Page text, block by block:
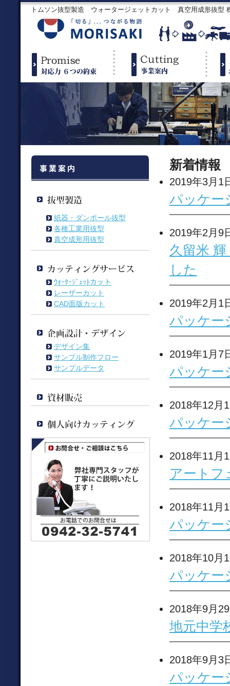
トムソン抜型製造 ウォータージェットカット 真空用成形抜
紙器・ダンボール抜型
各種工業用抜型
真空成形用抜型
ｳｫｰﾀｰｼﾞｪｯﾄカット
レーザーカット
CAD面版カット
デザイン集
サンプル制作フロー
サンプルデータ
新着情報
2019年3月1
パッケー
2019年2月9
久留米
した
2019年2月1
パッケー
2019年1月7
パッケー
2018年12月
パッケー
2018年11月
アートフ
2018年11月
パッケー
2018年10月
パッケー
2018年9月
地元中学
2018年9月3
パッケー